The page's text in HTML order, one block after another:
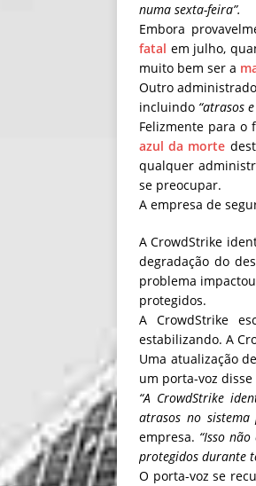
numa sexta-feira”.
Embora
fatal em julho,
muito bem ser a
Outro
incluindo “atrasos
Felizmente para o
azul da morte
qualquer
se preocupar.
A empresa de
A CrowdStrike
degradação do
problema
protegidos.
A CrowdStrike
estabilizando. A
Uma atualização
um porta-voz disse
“A CrowdStrike
atrasos no sistema
empresa. “Isso
protegidos durante
O porta-voz se